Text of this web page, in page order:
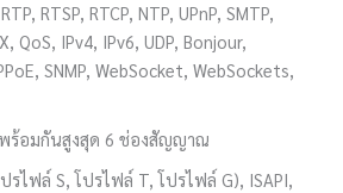
RTSP, RTCP, NTP, UPnP, SMTP,
QoS, IPv4, IPv6, UDP, Bonjour,
SNMP, WebSocket, WebSockets,
ร้อมกันสูงสุด 6 ช่องสัญญาณ
ปรไฟล์ S, โปรไฟล์ T, โปรไฟล์ G), ISAPI,